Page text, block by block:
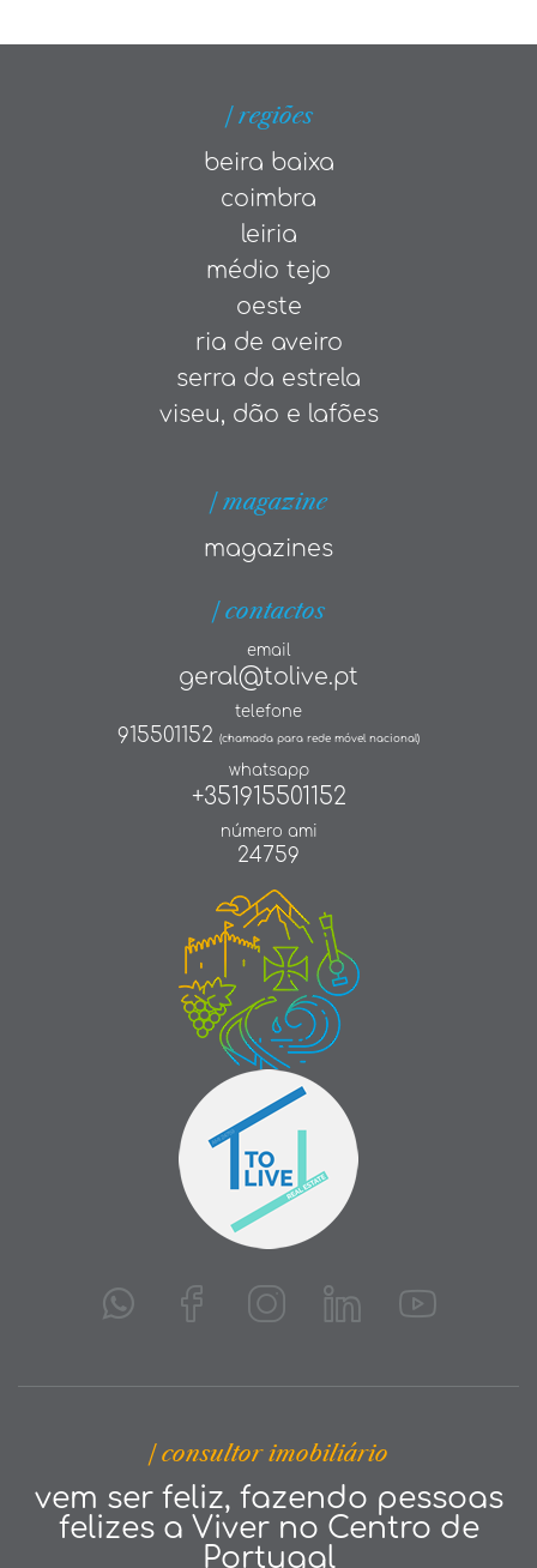
| regiões
beira baixa
coimbra
leiria
médio tejo
oeste
ria de aveiro
serra da estrela
viseu, dão e lafões
| magazine
magazines
| contactos
email
geral@tolive.pt
telefone
915501152 (chamada para rede móvel nacional)
whatsapp
+351915501152
número ami
24759
| consultor imobiliário
vem ser feliz, fazendo pessoas
felizes a Viver no Centro de
Portugal